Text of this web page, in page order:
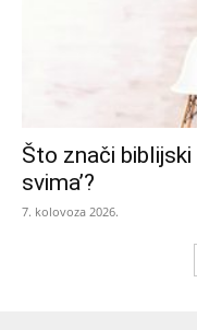
Što znači biblijski
svima’?
7. kolovoza 2026.